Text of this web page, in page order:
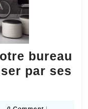
bureau
par ses